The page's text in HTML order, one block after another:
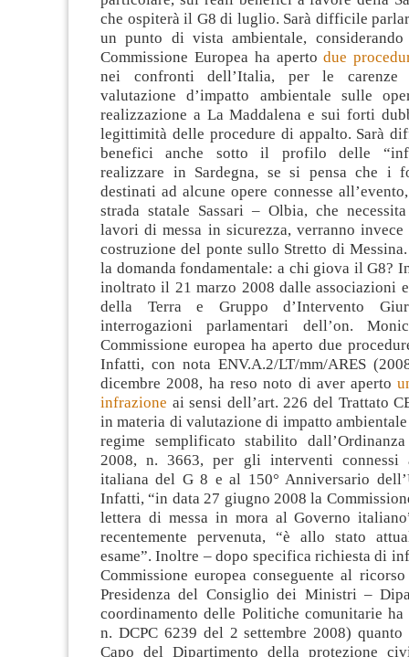
che ospiterà il G8 di luglio. Sarà difficile
un punto di vista ambientale,
Commissione Europea ha apertodue
nei confronti dell’Italia, per le
valutazione d’impatto ambientale sulle
realizzazione a La Maddalena e sui forti
legittimità delle procedure di appalto. Sarà
benefici anche sotto il profilo delle
realizzare in Sardegna, se si pensa che i
destinati ad alcune opere connesse
strada statale Sassari – Olbia, che
lavori di messa in sicurezza, verranno
costruzione del ponte sullo Stretto di
la domanda fondamentale: a chi giova il G8?
inoltrato il 21 marzo 2008 dalle associazioni
della Terra e Gruppo d’Intervento
interrogazioni parlamentari dell’on.
Commissione europea ha aperto due
Infatti, con nota ENV.A.2/LT/mm/ARES
dicembre 2008, ha reso noto di aver aperto
infrazione ai sensi dell’art. 226 del Trattato
in materia di valutazione di impatto
regime semplificato stabilito
2008, n. 3663, per gli interventi connessi
italiana del G 8 e al 150° Anniversario
Infatti, “in data 27 giugno 2008 la
lettera di messa in mora al Governo
recentemente pervenuta, “è allo stato
esame”. Inoltre – dopo specifica richiesta di
Commissione europea conseguente al
Presidenza del Consiglio dei Ministri –
coordinamento delle Politiche comunitarie
n. DCPC 6239 del 2 settembre 2008)
Capo del Dipartimento della protezione